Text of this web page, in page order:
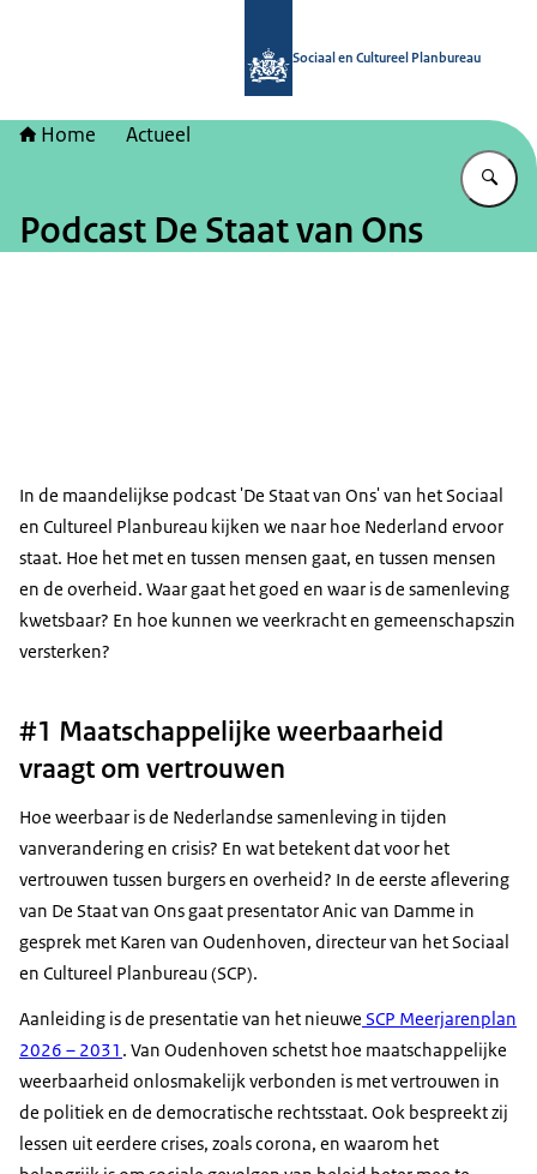
Sociaal en Cultureel Planbureau
Home Actueel
Podcast De Staat van Ons
In de maandelijkse podcast 'De Staat van Ons' van het Sociaal
en Cultureel Planbureau kijken we naar hoe Nederland ervoor
staat. Hoe het met en tussen mensen gaat, en tussen mensen
en de overheid. Waar gaat het goed en waar is de samenleving
kwetsbaar? En hoe kunnen we veerkracht en gemeenschapszin
versterken?
#1 Maatschappelijke weerbaarheid
vraagt om vertrouwen
Hoe weerbaar is de Nederlandse samenleving in tijden
vanverandering en crisis? En wat betekent dat voor het
vertrouwen tussen burgers en overheid? In de eerste aflevering
van De Staat van Ons gaat presentator Anic van Damme in
gesprek met Karen van Oudenhoven, directeur van het Sociaal
en Cultureel Planbureau (SCP).
Aanleiding is de presentatie van het nieuwe SCP Meerjarenplan
2026 – 2031 . Van Oudenhoven schetst hoe maatschappelijke
weerbaarheid onlosmakelijk verbonden is met vertrouwen in
de politiek en de democratische rechtsstaat. Ook bespreekt zij
lessen uit eerdere crises, zoals corona, en waarom het